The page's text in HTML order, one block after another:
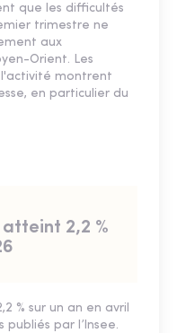
que les difficultés
trimestre ne
aux
Orient. Les
montrent
en particulier du
atteint 2,2 %
% sur un an en avril
par l’Insee.